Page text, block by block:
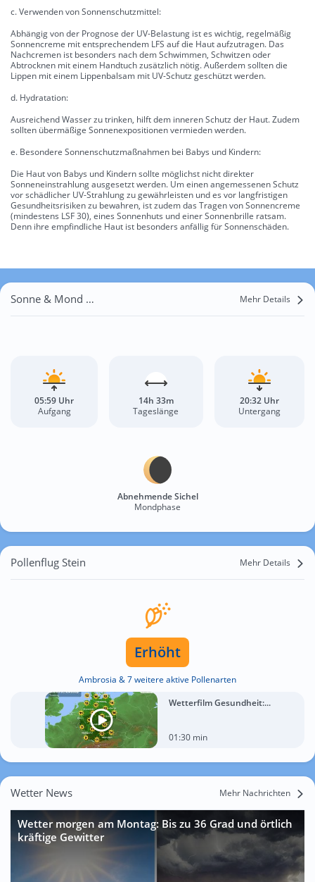
c. Verwenden von Sonnenschutzmittel:
Abhängig von der Prognose der UV-Belastung ist es wichtig, regelmäßig
Sonnencreme mit entsprechendem LFS auf die Haut aufzutragen. Das
Nachcremen ist besonders nach dem Schwimmen, Schwitzen oder
Abtrocknen mit einem Handtuch zusätzlich nötig. Außerdem sollten die
Lippen mit einem Lippenbalsam mit UV-Schutz geschützt werden.
d. Hydratation:
Ausreichend Wasser zu trinken, hilft dem inneren Schutz der Haut. Zudem
sollten übermäßige Sonnenexpositionen vermieden werden.
e. Besondere Sonnenschutzmaßnahmen bei Babys und Kindern:
Die Haut von Babys und Kindern sollte möglichst nicht direkter
Sonneneinstrahlung ausgesetzt werden. Um einen angemessenen Schutz
vor schädlicher UV-Strahlung zu gewährleisten und es vor langfristigen
Gesundheitsrisiken zu bewahren, ist zudem das Tragen von Sonnencreme
(mindestens LSF 30), eines Sonnenhuts und einer Sonnenbrille ratsam.
Denn ihre empfindliche Haut ist besonders anfällig für Sonnenschäden.
Sonne & Mond Stein Mehr Details
05:59 Uhr
Aufgang
14h 33m
Tageslänge
20:32 Uhr
Untergang
Abnehmende Sichel
Mondphase
Pollenflug Stein Mehr Details
Erhöht
Ambrosia & 7 weitere aktive Pollenarten
Wetterfilm Gesundheit:...
01:30 min
Wetter News Mehr Nachrichten
Wetter morgen am Montag: Bis zu 36 Grad und örtlich
kräftige Gewitter